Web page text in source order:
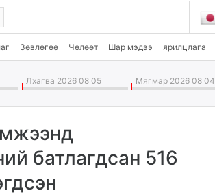
Зөвлөгөө Чөлөөт Шар мэдээ ярилцлага
Лхагва 2026 08 05 Мягмар 2026 08 04
батлагдсан 516